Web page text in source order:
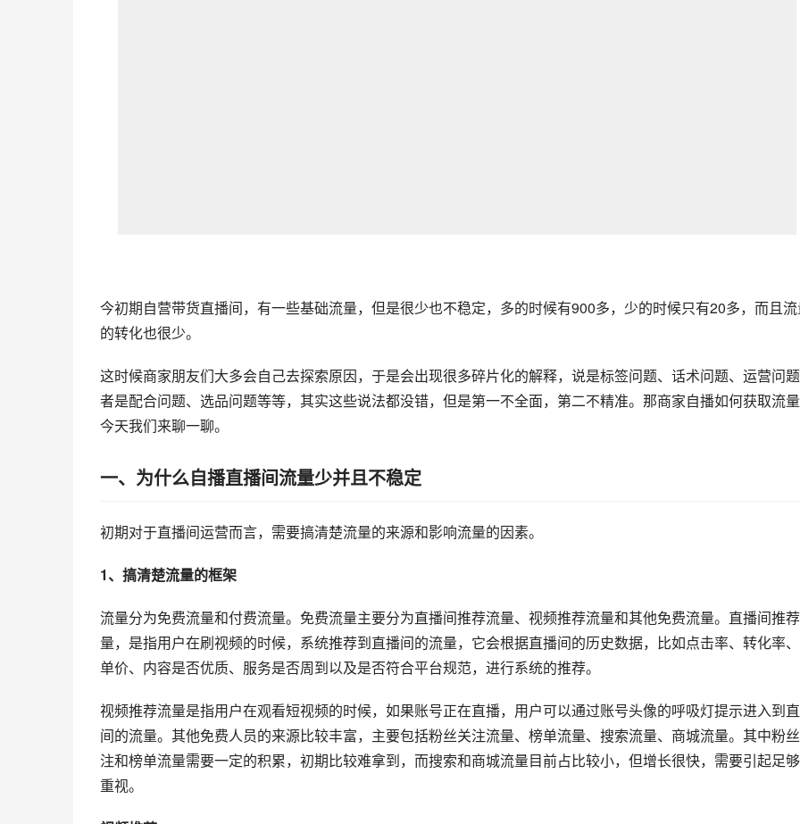
今初期自营带货直播间，有一些基础流量，但是很少也不稳定，多的时候有900多，少的时候只有20多，而且
的转化也很少。
这时候商家朋友们大多会自己去探索原因，于是会出现很多碎片化的解释，说是标签问题、话术问题、运营问
者是配合问题、选品问题等等，其实这些说法都没错，但是第一不全面，第二不精准。那商家自播如何获取流量
今天我们来聊一聊。
一、 为什么自播直播间流量少并且不稳定
初期对于直播间运营而言，需要搞清楚流量的来源和影响流量的因素。
1、搞清楚流量的框架
流量分为免费流量和付费流量。免费流量主要分为直播间推荐流量、视频推荐流量和其他免费流量。直播间推
量，是指用户在刷视频的时候，系统推荐到直播间的流量，它会根据直播间的历史数据，比如点击率、转化率
单价、内容是否优质、服务是否周到以及是否符合平台规范，进行系统的推荐。
视频推荐流量是指用户在观看短视频的时候，如果账号正在直播，用户可以通过账号头像的呼吸灯提示进入到
间的流量。其他免费人员的来源比较丰富，主要包括粉丝关注流量、榜单流量、搜索流量、商城流量。其中粉
注和榜单流量需要一定的积累，初期比较难拿到，而搜索和商城流量目前占比较小，但增长很快，需要引起足
重视。